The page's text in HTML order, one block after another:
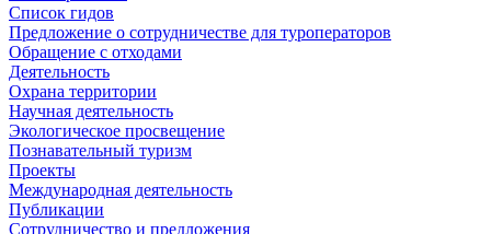
Список гидов
Предложение о сотрудничестве для туроператоров
Обращение с отходами
Деятельность
Охрана территории
Научная деятельность
Экологическое просвещение
Познавательный туризм
Проекты
Международная деятельность
Публикации
Сотрудничество и предложения